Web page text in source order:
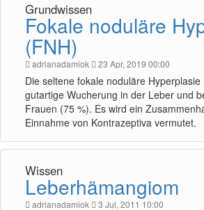
Grundwissen
Fokale noduläre
(FNH)
adrianadamiok 23 Apr, 2019 00:00
Die seltene fokale noduläre
gutartige Wucherung in der Leber und
Frauen (75 %). Es wird ein
Einnahme von Kontrazeptiva vermutet.
Wissen
Leberhämangiom
adrianadamiok 3 Jul, 2011 10:00